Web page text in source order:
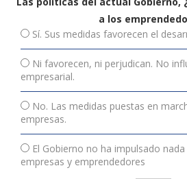
a los
Sí. Sus medidas favorecen el
Ni favorecen, ni perjudican. No
empresarial.
No. Las medidas puestas en
empresas.
El Gobierno no ha impulsado
empresas y emprendedores